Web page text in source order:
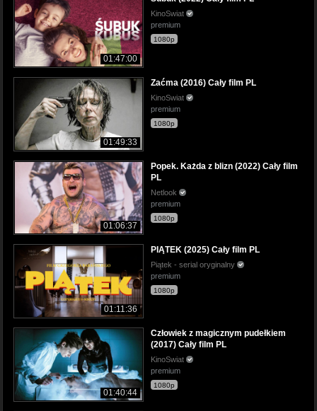
01:47:00
KinoSwiat
premium
1080p
01:49:33
Zaćma (2016) Cały film PL
KinoSwiat
premium
1080p
01:06:37
Popek. Każda z blizn (2022) Cały film
PL
Netlook
premium
1080p
01:11:36
PIĄTEK (2025) Cały film PL
Piątek - serial oryginalny
premium
1080p
01:40:44
Człowiek z magicznym pudełkiem
(2017) Cały film PL
KinoSwiat
premium
1080p